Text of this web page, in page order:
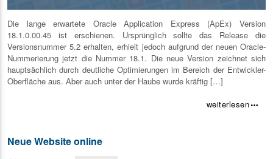
Die lange erwartete Oracle Application Express (ApEx) Version
18.1.0.00.45 ist erschienen. Ursprünglich sollte das Release die
Versionsnummer 5.2 erhalten, erhielt jedoch aufgrund der neuen Oracle-
Nummerierung jetzt die Nummer 18.1. Die neue Version zeichnet sich
hauptsächlich durch deutliche Optimierungen im Bereich der Entwickler-
Oberfläche aus. Aber auch unter der Haube wurde kräftig […]
weiterlesenmore_horiz
Neue Website online